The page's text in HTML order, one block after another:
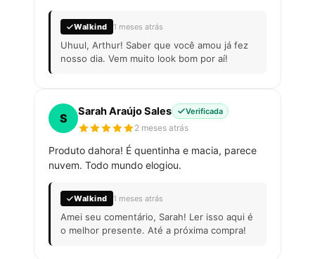
Walkind 1 meses atrás
Uhuul, Arthur! Saber que você amou já fez
nosso dia. Vem muito look bom por aí!
S
Sarah Araújo Sales Verificada
2 meses atrás
Produto dahora! É quentinha e macia, parece
nuvem. Todo mundo elogiou.
Walkind 1 meses atrás
Amei seu comentário, Sarah! Ler isso aqui é
o melhor presente. Até a próxima compra!